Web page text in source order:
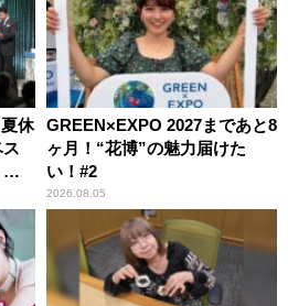
休
GREEN×EXPO 2027まであと8
ヶ月！“花博”の魅力届けた
い！#2
2026.08.05